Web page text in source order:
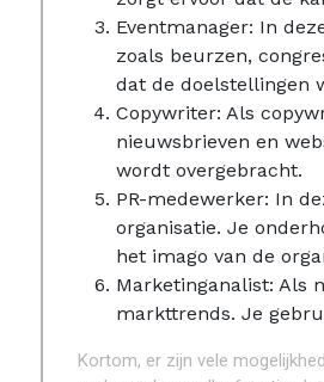
Eventmanager: In
zoals beurzen,
dat de doelstellingen
Copywriter: Als
nieuwsbrieven en
wordt overgebracht.
PR-medewerker: In
organisatie. Je
het imago van de
Marketinganalist: Als
markttrends. Je
Kortom, er zijn vele